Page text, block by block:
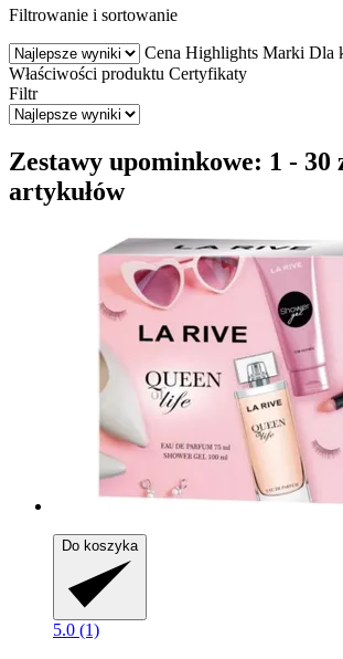
Filtrowanie i sortowanie
Cena Highlights Marki Dla
Właściwości produktu Certyfikaty
Filtr
Zestawy upominkowe: 1 - 30
artykułów
Do koszyka
5.0 (1)